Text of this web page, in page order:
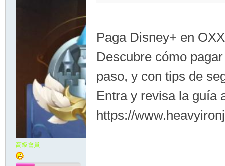
高級會員
Paga Disney+ en
Descubre cómo
paso, y con tips de
Entra y revisa la guía
https://